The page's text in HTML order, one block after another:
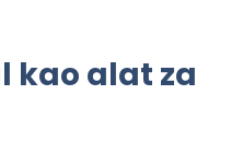
kao alat za